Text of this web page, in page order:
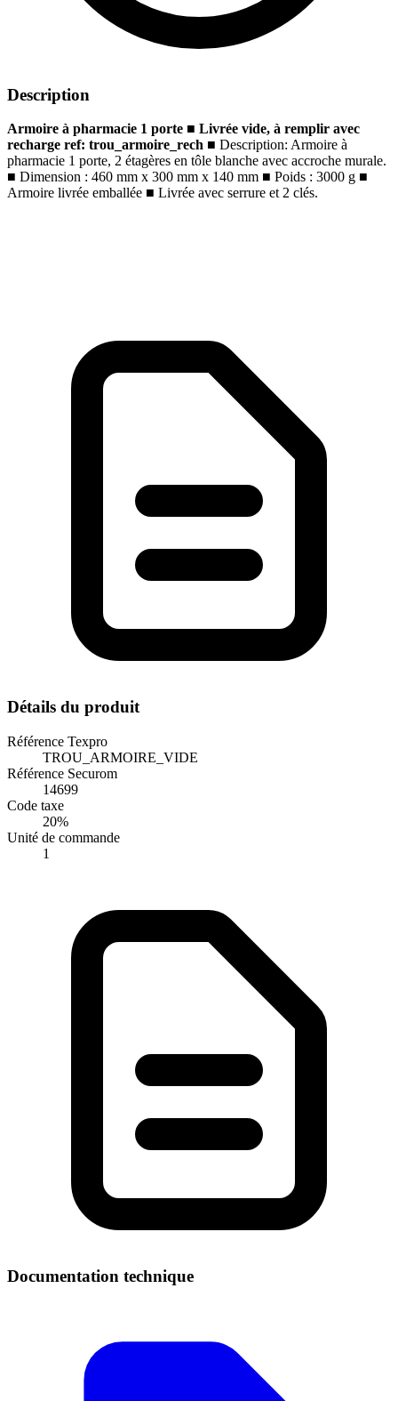
Description
Armoire à pharmacie 1 porte ■ Livrée vide, à remplir avec
recharge ref: trou_armoire_rech ■ Description: Armoire à
pharmacie 1 porte, 2 étagères en tôle blanche avec accroche murale.
■ Dimension : 460 mm x 300 mm x 140 mm ■ Poids : 3000 g ■
Armoire livrée emballée ■ Livrée avec serrure et 2 clés.
Détails du produit
Référence Texpro
TROU_ARMOIRE_VIDE
Référence Securom
14699
Code taxe
20%
Unité de commande
1
Documentation technique